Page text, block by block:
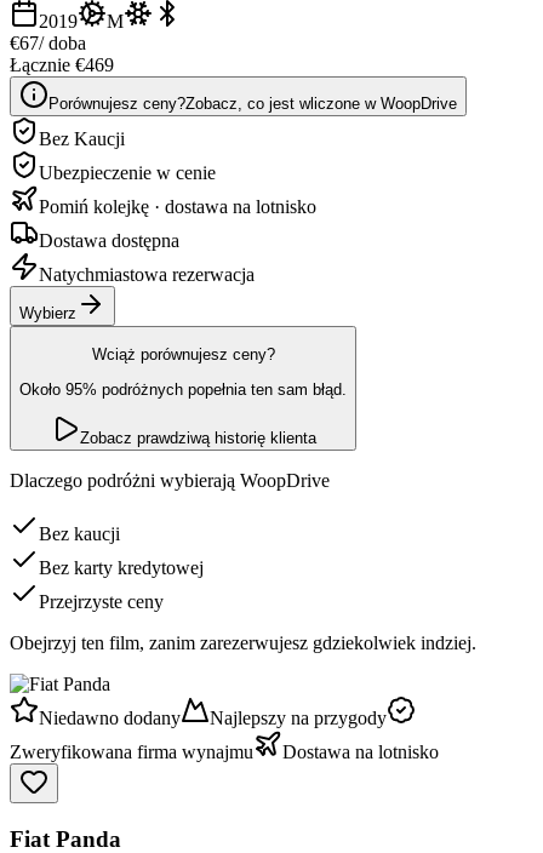
2019
M
€67/ doba
Łącznie €469
Porównujesz ceny?Zobacz, co jest wliczone w WoopDrive
Bez Kaucji
Ubezpieczenie w cenie
Pomiń kolejkę · dostawa na lotnisko
Dostawa dostępna
Natychmiastowa rezerwacja
Wybierz
Wciąż porównujesz ceny?
Około 95% podróżnych popełnia ten sam błąd.
Zobacz prawdziwą historię klienta
Dlaczego podróżni wybierają WoopDrive
Bez kaucji
Bez karty kredytowej
Przejrzyste ceny
Obejrzyj ten film, zanim zarezerwujesz gdziekolwiek indziej.
Niedawno dodany
Najlepszy na przygody
Zweryfikowana firma wynajmu
Dostawa na lotnisko
Fiat Panda